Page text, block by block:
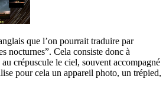
que l’on pourrait traduire par
nocturnes”. Cela consiste donc à
crépuscule le ciel, souvent accompagné
pour cela un appareil photo, un trépied,